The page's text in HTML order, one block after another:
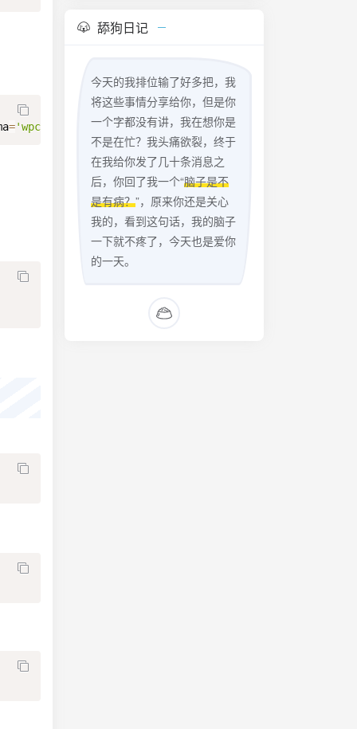
='wpc'
舔狗日记
今天的我排位输了好多把，我
将这些事情分享给你，但是你
一个字都没有讲，我在想你是
不是在忙？我头痛欲裂，终于
在我给你发了几十条消息之
后，你回了我一个“脑子是不
是有病？”，原来你还是关心
我的，看到这句话，我的脑子
一下就不疼了，今天也是爱你
的一天。